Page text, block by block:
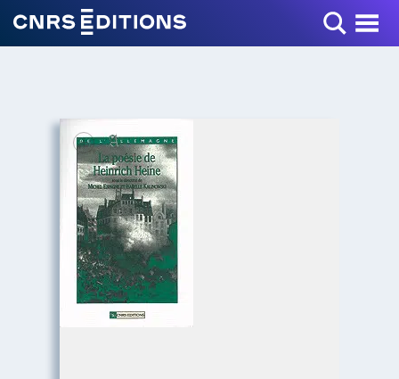
Toggle Menu
+